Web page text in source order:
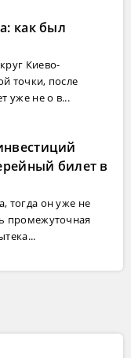
как был
Киево-
точки, после
уже не о в...
билет в
тогда он уже не
промежуточная